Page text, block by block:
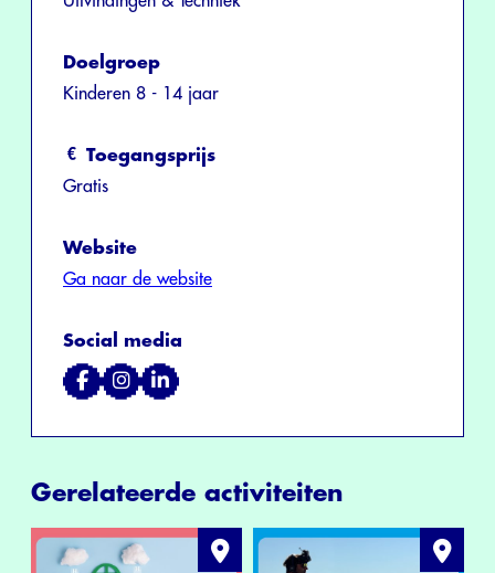
Doelgroep
Kinderen 8 - 14 jaar
Toegangsprijs
Gratis
Website
Ga naar de website
Social media
Gerelateerde activiteiten